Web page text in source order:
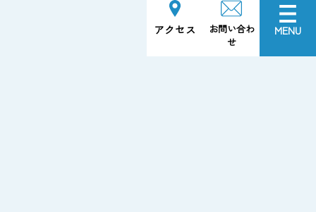
アクセス
お問い合わ
せ
MENU